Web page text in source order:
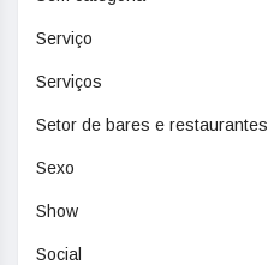
Serviço
Serviços
Setor de bares e restaurantes
Sexo
Show
Social